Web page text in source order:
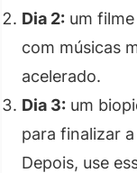
Dia 2: um
com músicas
acelerado.
Dia 3: um
para finalizar
Depois, use